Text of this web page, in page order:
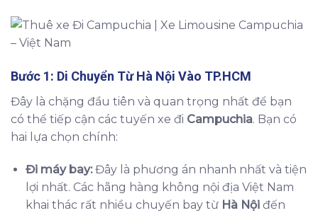
Bước 1: Di Chuyển TừHà Nội Vào TP.HCM
Đây là chặng đầu tiên và quan trọng nhất để bạn
có thể tiếp cận các tuyến xe đi Campuchia. Bạn có
hai lựa chọn chính:
Đi máy bay:Đây là phương án nhanh nhất và tiện
lợi nhất. Các hãng hàng không nội địa Việt Nam
khai thác rất nhiều chuyến bay từ Hà Nộiđến